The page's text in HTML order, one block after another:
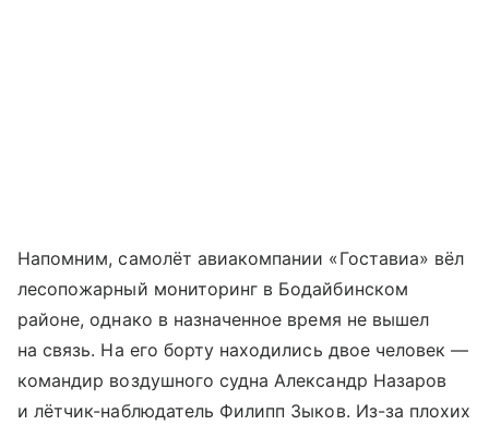
Напомним, самолёт авиакомпании «Гоставиа» вёл
лесопожарный мониторинг в Бодайбинском
районе, однако в назначенное время не вышел
на связь. На его борту находились двое человек —
командир воздушного судна Александр Назаров
и лётчик-наблюдатель Филипп Зыков. Из-за плохих